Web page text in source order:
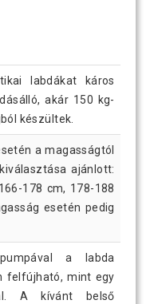
labdákat káros
akár 150 kg-
készültek.
a magasságtól
ajánlott:
178 cm, 178-188
esetén pedig
a labda
felfújható, mint egy
A kívánt belső